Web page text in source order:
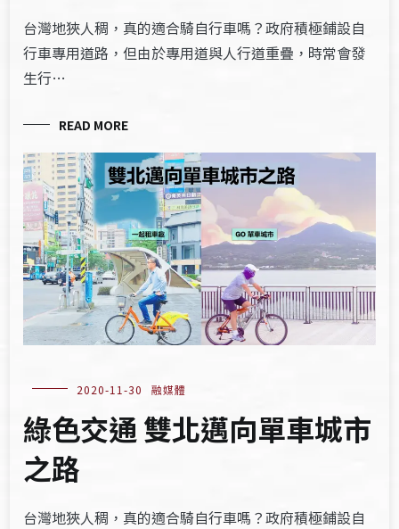
台灣地狹人稠，真的適合騎自行車嗎？政府積極鋪設自
行車專用道路，但由於專用道與人行道重疊，時常會發
生行…
READ MORE
2020-11-30 融媒體
綠色交通 雙北邁向單車城市
之路
台灣地狹人稠，真的適合騎自行車嗎？政府積極鋪設自